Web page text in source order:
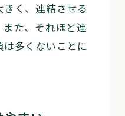
く、連結させる
た、それほど連
多くないことに